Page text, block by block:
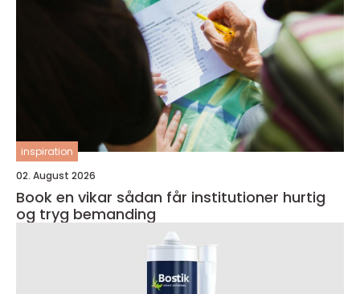
inspiration
02. August 2026
Book en vikar sådan får institutioner hurtig
og tryg bemanding